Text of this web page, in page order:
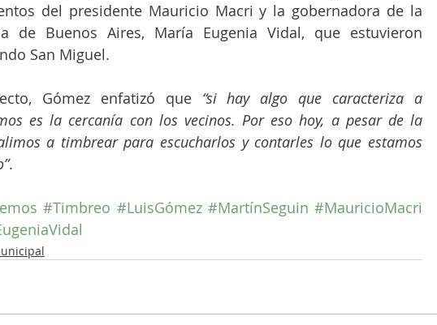
del presidente Mauricio Macri y la gobernadora de la
de Buenos Aires, María Eugenia Vidal, que estuvieron
San Miguel.
Gómez enfatizó que “si hay algo que caracteriza a
es la cercanía con los vecinos. Por eso hoy, a pesar de la
a timbrear para escucharlos y contarles lo que estamos
.
#Timbreo #LuisGómez #MartínSeguin #MauricioMacri